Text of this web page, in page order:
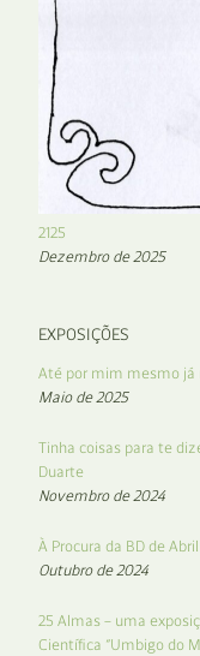
2125
Dezembro de 2025
EXPOSIÇÕES
Até por mim mesmo já
Maio de 2025
Tinha coisas para te
Duarte
Novembro de 2024
À Procura da BD de Abril
Outubro de 2024
25 Almas – uma
Científica “Umbigo do